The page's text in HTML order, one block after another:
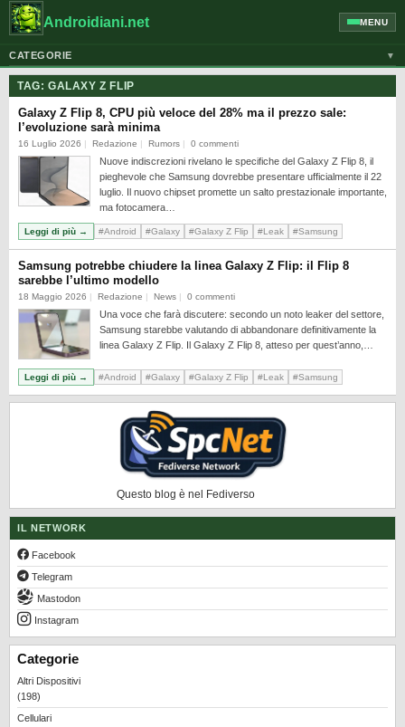
Androidiani.net MENU
CATEGORIE ▼
ALTRI DISPOSITIVI
CELLULARI
HONOR
MOTOROLA
NEWS
ONEPLUS
PIXEL
POCO
PRIVACY
SOFTWARE
SVILUPPARE ANDROID
XIAOMI
TAG: GALAXY Z FLIP
Galaxy Z Flip 8, CPU più veloce del 28% ma il prezzo sale:
l’evoluzione sarà minima
16 Luglio 2026 Redazione Rumors 0 commenti
Nuove indiscrezioni rivelano le specifiche del Galaxy Z Flip 8, il
pieghevole che Samsung dovrebbe presentare ufficialmente il 22
luglio. Il nuovo chipset promette un salto prestazionale importante,
ma fotocamera…
Leggi di più → #Android #Galaxy #Galaxy Z Flip #Leak #Samsung
Samsung potrebbe chiudere la linea Galaxy Z Flip: il Flip 8
sarebbe l’ultimo modello
18 Maggio 2026 Redazione News 0 commenti
Una voce che farà discutere: secondo un noto leaker del settore,
Samsung starebbe valutando di abbandonare definitivamente la
linea Galaxy Z Flip. Il Galaxy Z Flip 8, atteso per quest’anno,…
Leggi di più → #Android #Galaxy #Galaxy Z Flip #Leak #Samsung
Questo blog è nel Fediverso
IL NETWORK
Facebook
Telegram
Mastodon
Instagram
Categorie
Altri Dispositivi
(198)
Cellulari